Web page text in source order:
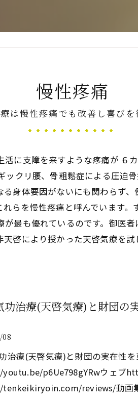
慢性疼痛
は慢性疼痛でも改善し喜びを
に支障を来すような疼痛が ６
クリ腰、骨粗鬆症による圧迫
身体要因がないにも関わらず
らを慢性疼痛と呼んでいます
最も優れているのです。御医
啓により授かった天啓気療を試
功治療(天啓気療)と財団の
08
治療(天啓気療)と財団の実在性
p6Ue798gYRwウェブ
reviews/動画